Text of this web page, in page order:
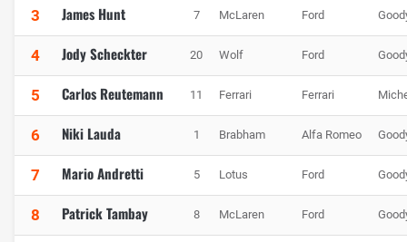
3 James Hunt 7 McLaren Ford
4 Jody Scheckter 20 Wolf Ford
5 Carlos Reutemann 11 Ferrari Ferrari
6 Niki Lauda 1 Brabham Alfa Romeo
7 Mario Andretti 5 Lotus Ford
8 Patrick Tambay 8 McLaren Ford